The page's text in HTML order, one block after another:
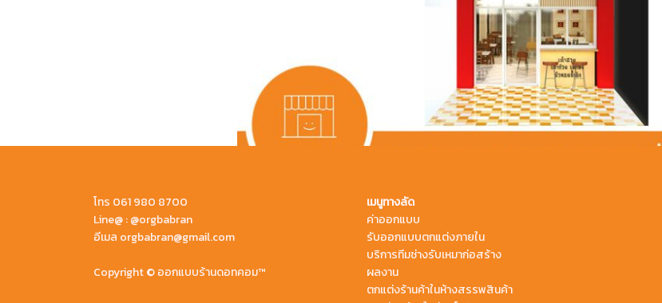
Twitter
โทร 061 980 8700
Line@ : @orgbabran
อีเมล orgbabran@gmail.com
Copyright © ออกแบบร้านดอทคอม™
เมนูทางลัด
ค่าออกแบบ
รับออกแบบตกแต่งภายใน
บริการทีมช่างรับเหมาก่อสร้าง
ผลงาน
ตกแต่งร้านค้าในห้างสรรพสินค้า